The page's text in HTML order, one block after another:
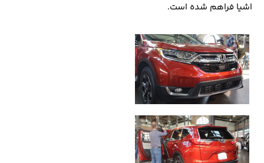
اشیا فراهم شده است.